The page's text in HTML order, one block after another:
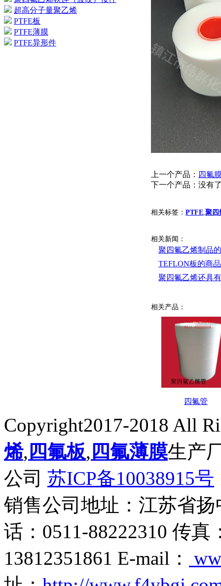
超高分子量聚乙烯
PTFE板
PTFE薄膜
PTFE异形件
上一个产品： 四氟
下一个产品：没有
相关标签： PTFE,聚四
相关新闻：
聚四氟乙烯制品
TEFLON板的商
聚四氟乙烯还具
相关产品：
四氟管
Copyright2017-2018 All
烯, 四氟板, 四氟薄膜生产
公司 苏ICP备10038915号
销售公司地址：江苏省
话：0511-88222310 传真
13812351861 E-mail：